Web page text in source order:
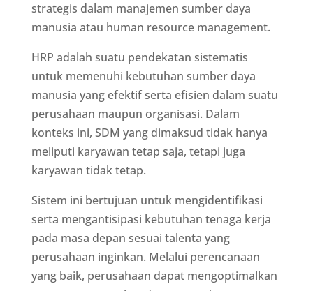
strategis dalam manajemen sumber daya
manusia atau human resource management.
HRP adalah suatu pendekatan sistematis
untuk memenuhi kebutuhan sumber daya
manusia yang efektif serta efisien dalam suatu
perusahaan maupun organisasi. Dalam
konteks ini, SDM yang dimaksud tidak hanya
meliputi karyawan tetap saja, tetapi juga
karyawan tidak tetap.
Sistem ini bertujuan untuk mengidentifikasi
serta mengantisipasi kebutuhan tenaga kerja
pada masa depan sesuai talenta yang
perusahaan inginkan. Melalui perencanaan
yang baik, perusahaan dapat mengoptimalkan